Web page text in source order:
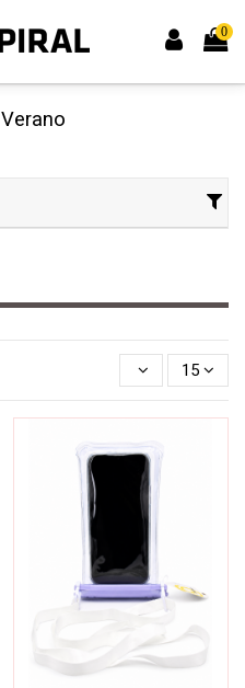
0
Verano
15